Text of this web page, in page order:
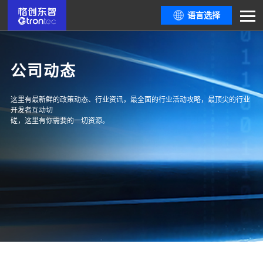
语言选择
公司动态
这里有最新鲜的政策动态、行业资讯，最全面的行业活动攻略，最顶尖的行业
开发者互动切
磋，这里有你需要的一切资源。